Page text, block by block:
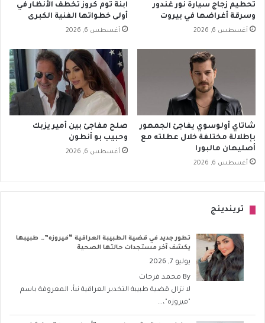
تحطيم زجاج سيارة نور غندور
وسرقة أغراضها في بيروت
أغسطس 6, 2026
ابنة توم كروز تخطف الأنظار في
أولى خطواتها الفنية الكبرى
أغسطس 6, 2026
شاتاي أولوسوي يفاجئ الجمهور
بإطلالة مختلفة خلال عطلته مع
أصليهان مالبورا
أغسطس 6, 2026
صلح مفاجئ بين أمير يزبك
وحبيب بو أنطون
أغسطس 6, 2026
تريندينج
تطور جديد في قضية الطبيبة العراقية “فيروزه”… طبيبها
يكشف آخر مستجدات حالتها الصحية
يوليو 7, 2026
By محمد فرحات
لا تزال قضية طبيبة التخدير العراقية نبأ، المعروفة باسم
"فيروزه"،...